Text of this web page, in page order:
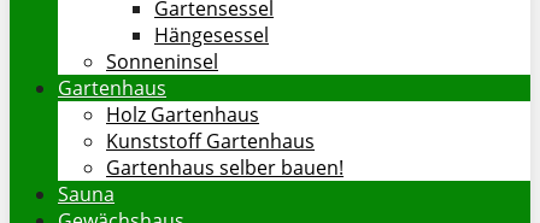
Gartensessel
Hängesessel
Sonneninsel
Gartenhaus
Holz Gartenhaus
Kunststoff Gartenhaus
Gartenhaus selber bauen!
Sauna